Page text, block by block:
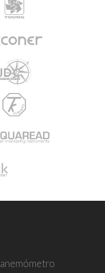
anemómetro